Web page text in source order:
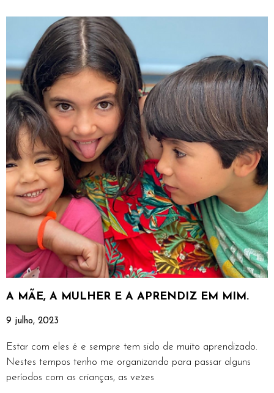
A MÃE, A MULHER E A APRENDIZ EM MIM.
9 julho, 2023
Estar com eles é e sempre tem sido de muito aprendizado.
Nestes tempos tenho me organizando para passar alguns
períodos com as crianças, as vezes